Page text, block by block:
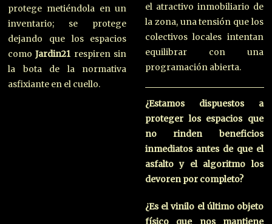
protege metiéndola en un
inventario; se protege
dejando que los espacios
comoJardin21 respiren sin
la bota de la normativa
asfixiante en el cuello.
el atractivo inmobiliario de
la zona, una tensión que los
colectivos locales intentan
equilibrar con una
programación abierta.
¿Estamos dispuestos a
proteger los espacios que
no rinden beneficios
inmediatos antes de que el
asfalto y el algoritmo los
devoren por completo?
¿Es el vinilo el último objeto